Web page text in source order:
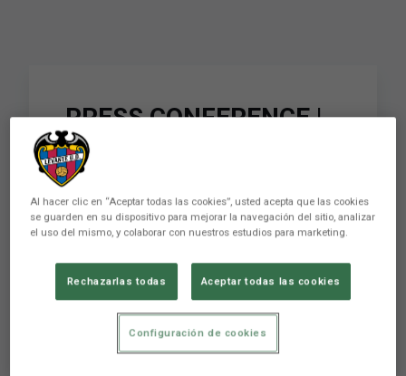
PRESS CONFERENCE |
Paco López: "The most
important thing is to
believe in yourself,
have faith...and the
team does”
Al hacer clic en “Aceptar todas las cookies”, usted acepta que las cookies
se guarden en su dispositivo para mejorar la navegación del sitio, analizar
el uso del mismo, y colaborar con nuestros estudios para marketing.
Rechazarlas todas Aceptar todas las cookies
Configuración de cookies